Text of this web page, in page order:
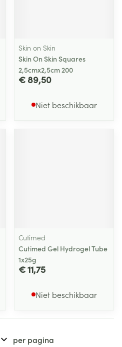
Skin on Skin
Skin On Skin Squares
2,5cmx2,5cm 200
€ 89,50
Niet beschikbaar
Cutimed
Cutimed Gel Hydrogel Tube
1x25g
€ 11,75
Niet beschikbaar
per pagina